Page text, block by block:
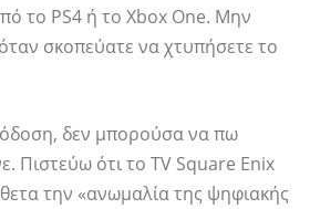
το PS4 ή το Xbox One. Μην
σκοπεύατε να χτυπήσετε το
δεν μπορούσα να πω
Πιστεύω ότι το TV Square Enix
την «ανωμαλία της ψηφιακής